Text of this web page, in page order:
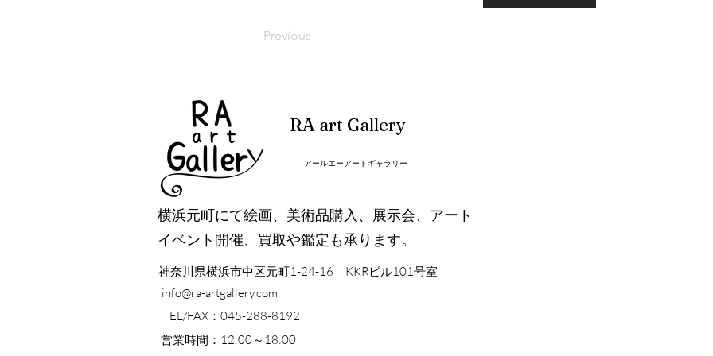
Previous
RA art Gallery
アールエーアートギャラリー
横浜元町にて絵画、美術品購入、展示会、アート
イベント開催、買取や鑑定も承ります。
神奈川県横浜市中区元町1-24-16 KKRビル101号室
info@ra-artgallery.com
TEL/FAX：045-288-8192
営業時間：12:00～18:00